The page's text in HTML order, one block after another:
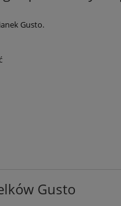
Gusto.
Gusto